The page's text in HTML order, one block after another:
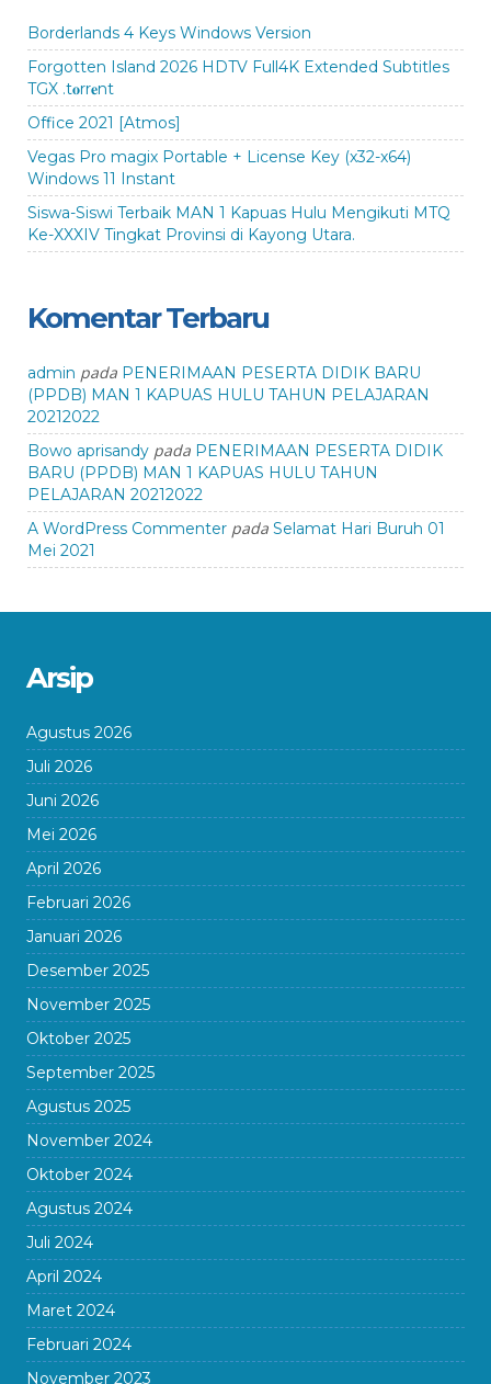
Borderlands 4 Keys Windows Version
Forgotten Island 2026 HDTV Full4K Extended Subtitles
TGX .t𝐨rr𝐞nt
Office 2021 [Atmos]
Vegas Pro magix Portable + License Key (x32-x64)
Windows 11 Instant
Siswa-Siswi Terbaik MAN 1 Kapuas Hulu Mengikuti MTQ
Ke-XXXIV Tingkat Provinsi di Kayong Utara.
Komentar Terbaru
admin pada PENERIMAAN PESERTA DIDIK BARU
(PPDB) MAN 1 KAPUAS HULU TAHUN PELAJARAN
20212022
Bowo aprisandy pada PENERIMAAN PESERTA DIDIK
BARU (PPDB) MAN 1 KAPUAS HULU TAHUN
PELAJARAN 20212022
A WordPress Commenter pada Selamat Hari Buruh 01
Mei 2021
Arsip
Agustus 2026
Juli 2026
Juni 2026
Mei 2026
April 2026
Februari 2026
Januari 2026
Desember 2025
November 2025
Oktober 2025
September 2025
Agustus 2025
November 2024
Oktober 2024
Agustus 2024
Juli 2024
April 2024
Maret 2024
Februari 2024
November 2023